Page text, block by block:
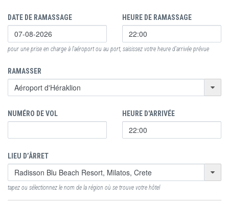
DATE DE RAMASSAGE HEURE DE RAMASSAGE
pour une prise en charge à l'aéroport ou au port, saisissez votre heure d'arrivée prévue
RAMASSER
NUMÉRO DE VOL HEURE D'ARRIVÉE
LIEU D’ÂRRET
tapez ou sélectionnez le nom de la région où se trouve votre hôtel